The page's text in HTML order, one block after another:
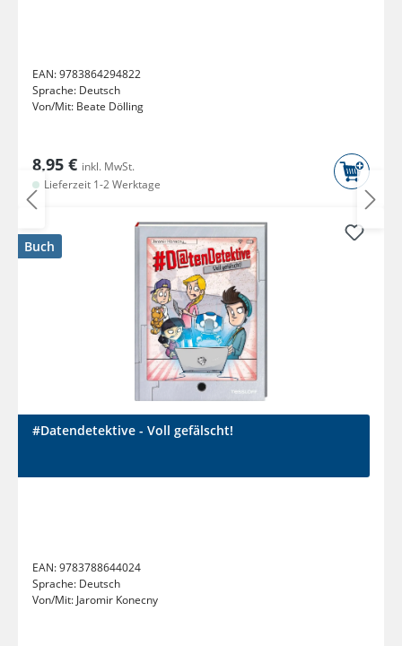
EAN:9783864294822
Sprache: Deutsch
Von/Mit: Beate Dölling
8,95 € inkl. MwSt.
Lieferzeit 1-2 Werktage
Buch
#Datendetektive - Voll gefälscht!
EAN:9783788644024
Sprache: Deutsch
Von/Mit: Jaromir Konecny